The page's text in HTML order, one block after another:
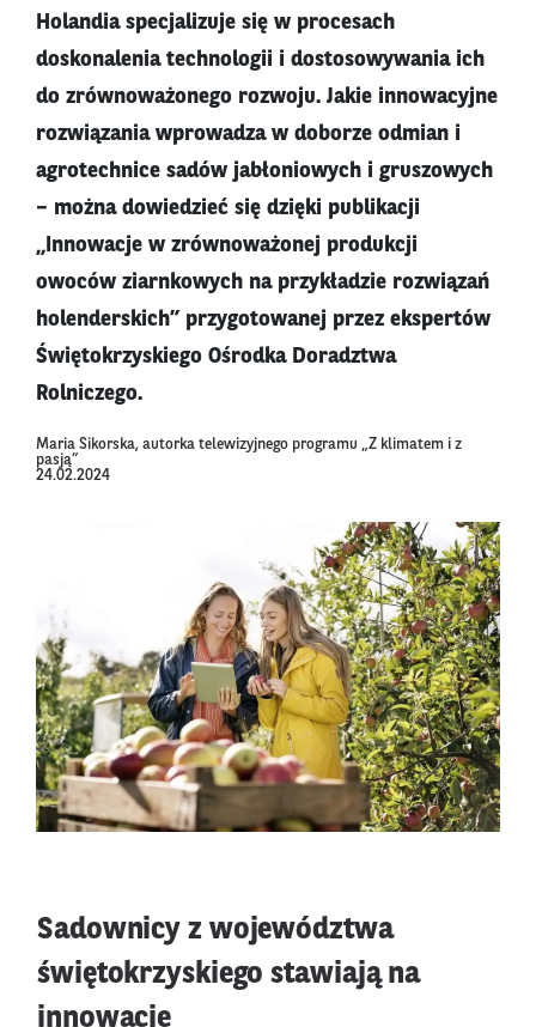
Holandia specjalizuje się w procesach
doskonalenia technologii i dostosowywania ich
do zrównoważonego rozwoju. Jakie innowacyjne
rozwiązania wprowadza w doborze odmian i
agrotechnice sadów jabłoniowych i gruszowych
– można dowiedzieć się dzięki publikacji
„Innowacje w zrównoważonej produkcji
owoców ziarnkowych na przykładzie rozwiązań
holenderskich” przygotowanej przez ekspertów
Świętokrzyskiego Ośrodka Doradztwa
Rolniczego.
Maria Sikorska, autorka telewizyjnego programu „Z klimatem i z
pasją”
24.02.2024
Sadownicy z województwa
świętokrzyskiego stawiają na
innowacje